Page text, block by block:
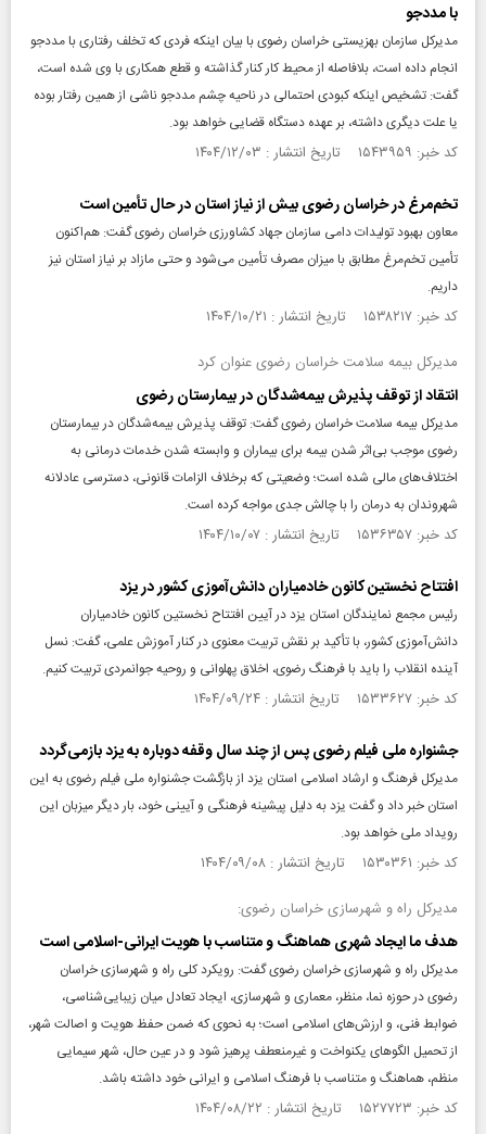
با مددجو
مدیرکل سازمان بهزیستی خراسان رضوی با بیان اینکه فردی که تخلف رفتاری با مددجو
انجام داده ‌است، بلافاصله از محیط کار کنار گذاشته و قطع همکاری با وی شده ‌است،
گفت: تشخیص اینکه کبودی احتمالی در ناحیه چشم مددجو ناشی از همین رفتار بوده
یا علت دیگری داشته، بر عهده دستگاه قضایی خواهد بود.
کد خبر: ۱۵۴۳۹۵۹ تاریخ انتشار : ۱۴۰۴/۱۲/۰۳
تخم‌مرغ در خراسان رضوی بیش از نیاز استان در حال تأمین است
معاون بهبود تولیدات دامی سازمان جهاد کشاورزی خراسان رضوی گفت: هم‌اکنون
تأمین تخم‌مرغ مطابق با میزان مصرف تأمین می‌شود و حتی مازاد بر نیاز استان نیز
داریم.
کد خبر: ۱۵۳۸۲۱۷ تاریخ انتشار : ۱۴۰۴/۱۰/۲۱
مدیرکل بیمه سلامت خراسان رضوی عنوان کرد
انتقاد از توقف پذیرش بیمه‌شدگان در بیمارستان رضوی
مدیرکل بیمه سلامت خراسان رضوی گفت: توقف پذیرش بیمه‌شدگان در بیمارستان
رضوی موجب بی‌اثر شدن بیمه برای بیماران و وابسته شدن خدمات درمانی به
اختلاف‌های مالی شده است؛ وضعیتی که برخلاف الزامات قانونی، دسترسی عادلانه
شهروندان به درمان را با چالش جدی مواجه کرده است.
کد خبر: ۱۵۳۶۳۵۷ تاریخ انتشار : ۱۴۰۴/۱۰/۰۷
افتتاح نخستین کانون خادمیاران دانش‌آموزی کشور در یزد
رئیس مجمع نمایندگان استان یزد در آیین افتتاح نخستین کانون خادمیاران
دانش‌آموزی کشور، با تأکید بر نقش تربیت معنوی در کنار آموزش علمی، گفت: نسل
آینده انقلاب را باید با فرهنگ رضوی، اخلاق پهلوانی و روحیه جوانمردی تربیت کنیم.
کد خبر: ۱۵۳۳۶۲۷ تاریخ انتشار : ۱۴۰۴/۰۹/۲۴
جشنواره ملی فیلم رضوی پس از چند سال وقفه دوباره به یزد بازمی‌گردد
مدیرکل فرهنگ و ارشاد اسلامی استان یزد از بازگشت جشنواره ملی فیلم رضوی به این
استان خبر داد و گفت یزد به دلیل پیشینه فرهنگی و آیینی خود، بار دیگر میزبان این
رویداد ملی خواهد بود.
کد خبر: ۱۵۳۰۳۶۱ تاریخ انتشار : ۱۴۰۴/۰۹/۰۸
مدیرکل راه و شهرسازی خراسان رضوی:
هدف ما ایجاد شهری هماهنگ و متناسب با هویت ایرانی-اسلامی است
مدیرکل راه و شهرسازی خراسان رضوی گفت: رویکرد کلی راه و شهرسازی خراسان
رضوی در حوزه نما، منظر، معماری و شهرسازی، ایجاد تعادل میان زیبایی‌شناسی،
ضوابط فنی، و ارزش‌های اسلامی است؛ به نحوی که ضمن حفظ هویت و اصالت شهر،
از تحمیل الگو‌های یکنواخت و غیرمنعطف پرهیز شود و در عین حال، شهر سیمایی
منظم، هماهنگ و متناسب با فرهنگ اسلامی و ایرانی خود داشته باشد.
کد خبر: ۱۵۲۷۷۲۳ تاریخ انتشار : ۱۴۰۴/۰۸/۲۲